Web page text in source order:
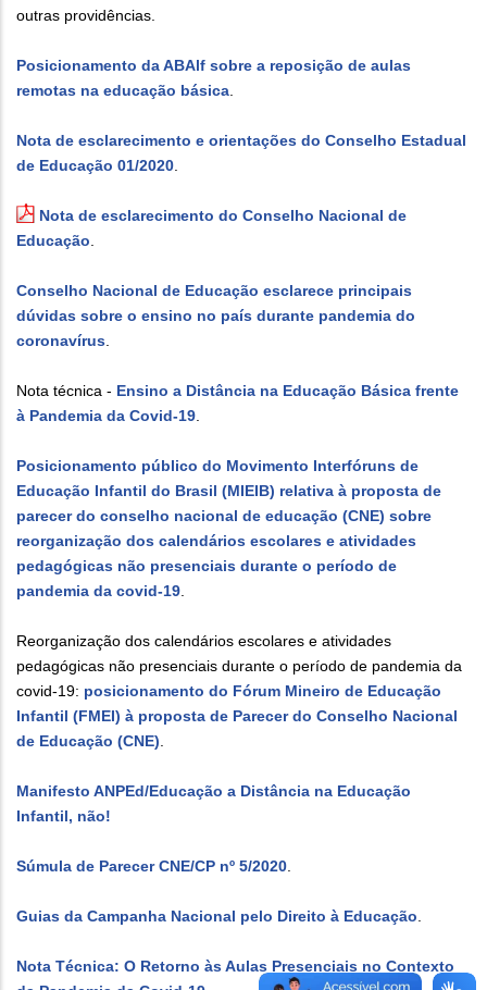
outras providências.
Posicionamento da ABAlf sobre a reposição de aulas
remotas na educação básica
Nota de esclarecimento e orientações do Conselho Estadual
de Educação 01/2020
Nota de esclarecimento do Conselho Nacional de
Educação
Conselho Nacional de Educação esclarece principais
dúvidas sobre o ensino no país durante pandemia do
coronavírus
Nota técnica - Ensino a Distância na Educação Básica frente
à Pandemia da Covid-19
Posicionamento público do Movimento Interfóruns de
Educação Infantil do Brasil (MIEIB) relativa à proposta de
parecer do conselho nacional de educação (CNE) sobre
reorganização dos calendários escolares e atividades
pedagógicas não presenciais durante o período de
pandemia da covid-19
Reorganização dos calendários escolares e atividades
pedagógicas não presenciais durante o período de pandemia da
covid-19: posicionamento do Fórum Mineiro de Educação
Infantil (FMEI) à proposta de Parecer do Conselho Nacional
de Educação (CNE)
Manifesto ANPEd/Educação a Distância na Educação
Infantil, não!
Súmula de Parecer CNE/CP nº 5/2020
Guias da Campanha Nacional pelo Direito à Educação
Nota Técnica: O Retorno às Aulas Presenciais no Contexto